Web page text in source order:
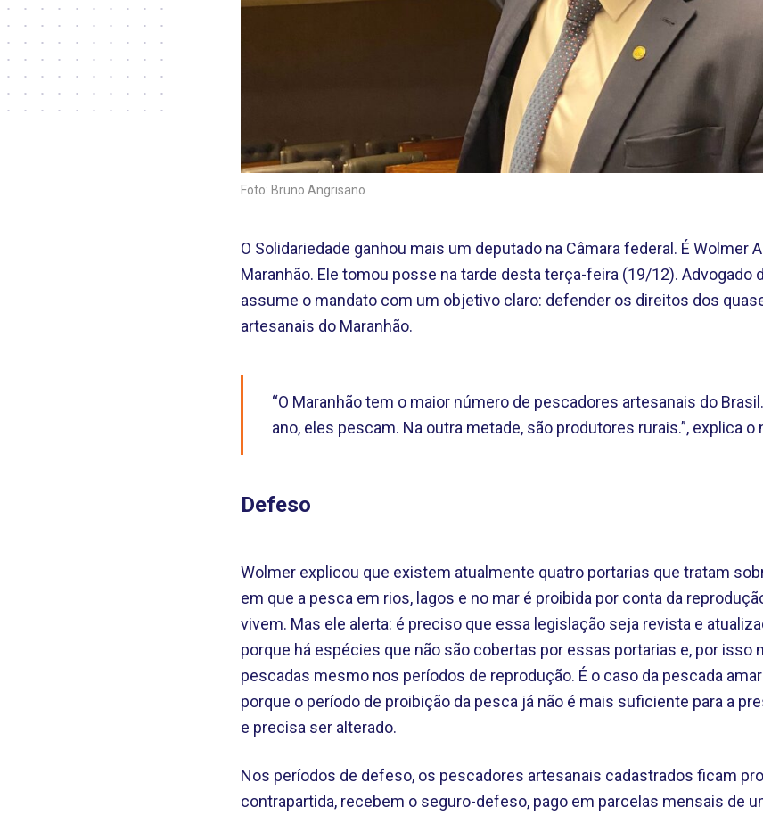
Foto: Bruno Angrisano
O Solidariedade ganhou mais um deputado na Câmara federal. É Wolmer
Maranhão. Ele tomou posse na tarde desta terça-feira (19/12). Advogado
assume o mandato com um objetivo claro: defender os direitos dos
artesanais do Maranhão.
“O Maranhão tem o maior número de pescadores artesanais do
ano, eles pescam. Na outra metade, são produtores rurais.”, explica o
Defeso
Wolmer explicou que existem atualmente quatro portarias que tratam
em que a pesca em rios, lagos e no mar é proibida por conta da
vivem. Mas ele alerta: é preciso que essa legislação seja revista e
porque há espécies que não são cobertas por essas portarias e, por isso
pescadas mesmo nos períodos de reprodução. É o caso da pescada
porque o período de proibição da pesca já não é mais suficiente para a
e precisa ser alterado.
Nos períodos de defeso, os pescadores artesanais cadastrados ficam
contrapartida, recebem o seguro-defeso, pago em parcelas mensais de